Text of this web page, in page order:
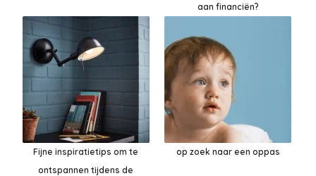
aan financiën?
Fijne inspiratietips om te
ontspannen tijdens de
op zoek naar een oppas